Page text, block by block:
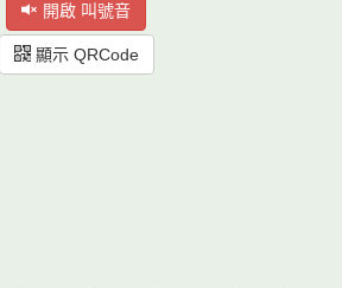
開啟 叫號音
顯示 QRCode